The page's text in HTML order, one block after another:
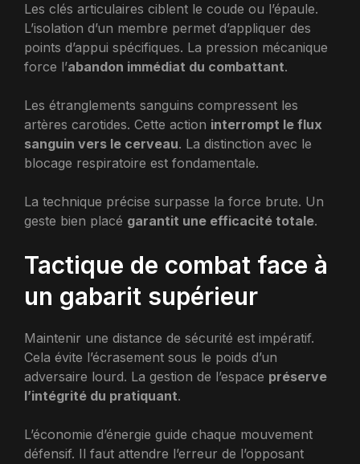
Les clés articulaires ciblent le coude ou l’épaule.
L’isolation d’un membre permet d’appliquer des
points d’appui spécifiques. La pression mécanique
force l’abandon immédiat du combattant.
Les étranglements sanguins compressent les
artères carotides. Cette action interrompt le flux
sanguin vers le cerveau. La distinction avec le
blocage respiratoire est fondamentale.
La technique précise surpasse la force brute. Un
geste bien placé garantit une efficacité totale.
Tactique de combat face à
un gabarit supérieur
Maintenir une distance de sécurité est impératif.
Cela évite l’écrasement sous le poids d’un
adversaire lourd. La gestion de l’espace préserve
l’intégrité du pratiquant.
L’économie d’énergie guide chaque mouvement
défensif. Il faut attendre l’erreur de l’opposant